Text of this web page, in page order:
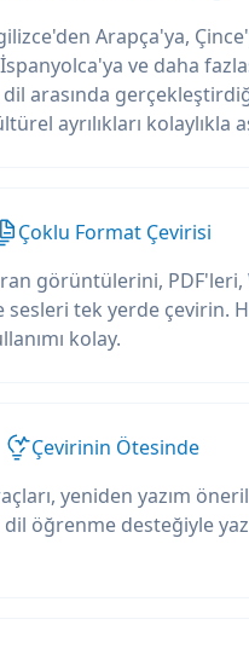
Arapça'ya,
ve daha
arasında
ayrılıkları kolaylıkla
Çoklu Format Çevirisi
görüntülerini, PDF'leri,
sesleri tek yerde çevirin.
kolay.
Çevirinin Ötesinde
yeniden yazım
öğrenme desteğiyle